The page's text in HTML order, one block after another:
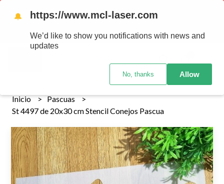
Tenemos envios a todo el pais!........ Los envios Por MENOR se
realizan 48 hs habiles porteriores al pago , los pedidos por
MAYOR se envian 7 dias posteriores al pago del pedido
Inicio
Pascuas
St 4497 de 20x30 cm Stencil Conejos Pascua
🔔 https://www.mcl-laser.com
We’d like to show you notifications with news and
updates
No, thanks Allow